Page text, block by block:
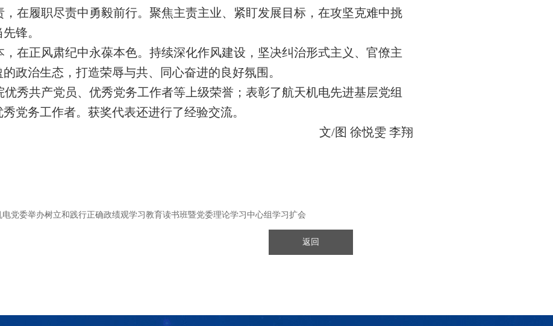
，在履职尽责中勇毅前行。聚焦主责主业、紧盯发展目标，在攻坚克难中挑
锋。
，在正风肃纪中永葆本色。持续深化作风建设，坚决纠治形式主义、官僚主
政治生态，打造荣辱与共、同心奋进的良好氛围。
秀共产党员、优秀党务工作者等上级荣誉；表彰了航天机电先进基层党组
秀党务工作者。 获奖代表还进行了经验交流。
文/图 徐悦雯 李翔
电党委举办树立和践行正确政绩观学习教育读书班暨党委理论学习中心组学习扩会
返回